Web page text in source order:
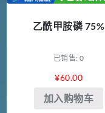
乙酰甲胺磷 75%
已销售: 0
¥60.00
加入购物车